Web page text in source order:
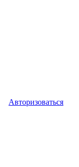
Авторизоваться